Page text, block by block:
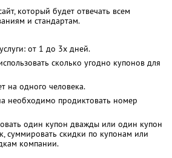
который будет отвечать всем
и стандартам.
от 1 до 3х дней.
сколько угодно купонов для
на одного человека.
необходимо продиктовать номер
один купон дважды или один купон
суммировать скидки по купонам или
компании.